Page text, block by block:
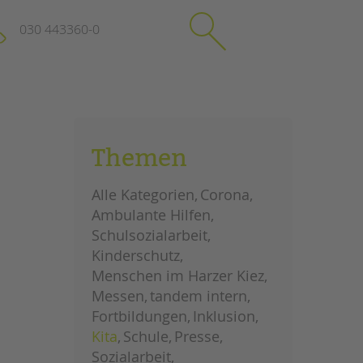
Impressum
Datenschutz
Hinweisgebersystem
Intranet
schließen
030 443360-0
SuchenThemen
Alle Kategorien Corona
Ambulante Hilfen
Schulsozialarbeit
Kinderschutz
Menschen im Harzer Kiez
Messen tandem intern
Fortbildungen Inklusion
Kita Schule Presse
Sozialarbeit